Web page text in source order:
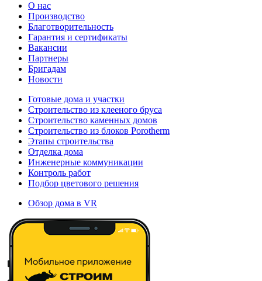
О нас
Производство
Благотворительность
Гарантия и сертификаты
Вакансии
Партнеры
Бригадам
Новости
Готовые дома и участки
Строительство из клееного бруса
Строительство каменных домов
Строительство из блоков Porotherm
Этапы строительства
Отделка дома
Инженерные коммуникации
Контроль работ
Подбор цветового решения
Обзор дома в VR